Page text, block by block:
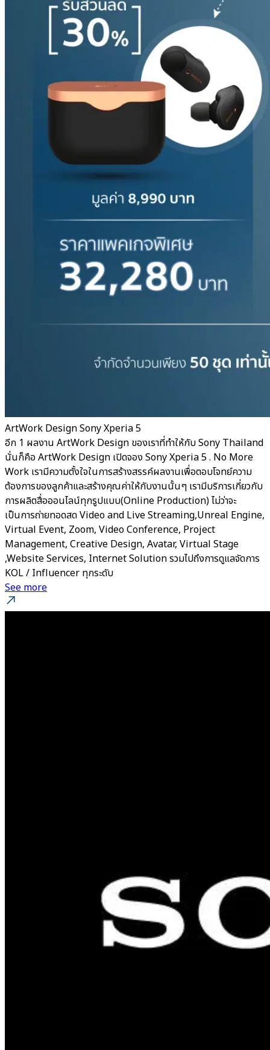
ArtWork Design Sony Xperia 5
อีก 1 ผลงาน ArtWork Design ของเราที่ทำให้กับ Sony Thailand
นั่นก็คือ ArtWork Design เปิดจอง Sony Xperia 5 . No More
Work เรามีความตั้งใจในการสร้างสรรค์ผลงานเพื่อตอบโจทย์ความ
ต้องการของลูกค้าและสร้างคุณค่าให้กับงานนั้นๆ เรามีบริการเกี่ยวกับ
การผลิตสื่อออนไลน์ทุกรูปแบบ(Online Production) ไม่ว่าจะ
เป็นการถ่ายทอดสด Video and Live Streaming,Unreal Engine,
Virtual Event, Zoom, Video Conference, Project
Management, Creative Design, Avatar, Virtual Stage
,Website Services, Internet Solution รวมไปถึงการดูแลจัดการ
KOL / Influencer ทุกระดับ
See more